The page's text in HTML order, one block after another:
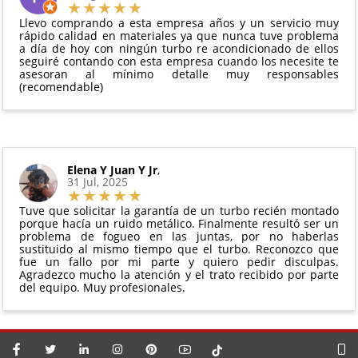
vigente. Consulta nuestras
para más información.
Debe devolverse en su
perfectas condiciones
Llevo comprando a esta empresa años y un servicio muy
rápido calidad en materiales ya que nunca tuve problema
a día de hoy con ningún turbo re acondicionado de ellos
seguiré contando con esta empresa cuando los necesite te
asesoran al mínimo detalle muy responsables
(recomendable)
Elena Y Juan Y Jr,
31 Jul, 2025
Tuve que solicitar la garantía de un turbo recién montado
porque hacía un ruido metálico. Finalmente resultó ser un
problema de fogueo en las juntas, por no haberlas
sustituido al mismo tiempo que el turbo. Reconozco que
fue un fallo por mi parte y quiero pedir disculpas.
Agradezco mucho la atención y el trato recibido por parte
del equipo. Muy profesionales.